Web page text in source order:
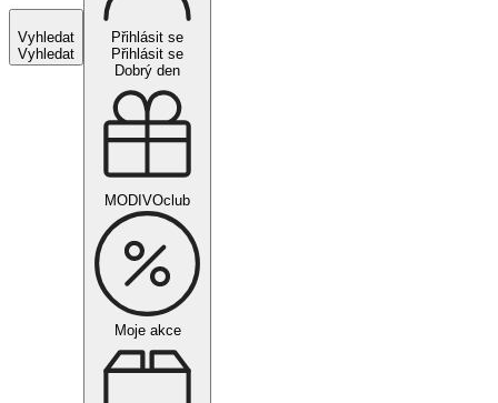
Vyhledat
Vyhledat
Přihlásit se
Přihlásit se
Dobrý den
MODIVOclub
Moje akce